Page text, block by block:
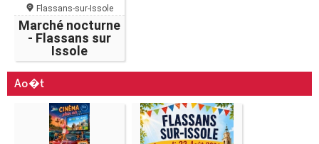
Flassans-sur-Issole
Marché nocturne
- Flassans sur
Issole
Ao�t